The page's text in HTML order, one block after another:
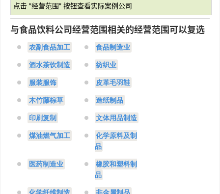
点击 "经营范围" 按钮查看实际案例公司
与食品饮料公司经营范围相关的经营范围可以复选
农副食品加工 食品制造业
酒水茶饮制造 纺织业
服装服饰 皮革毛羽鞋
木竹藤棕草 造纸制品
印刷复制 文体用品制造
煤油燃气加工
化学原料及制
品
医药制造业
橡胶和塑料制
品